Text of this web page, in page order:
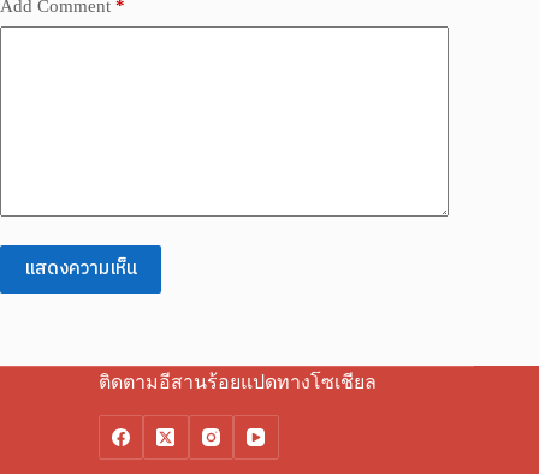
Add Comment *
แสดงความเห็น
ติดตามอีสานร้อยแปดทางโซเชียล